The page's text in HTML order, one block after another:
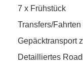
7 x Frühstück
Transfers/
Gepäcktransport
Detailliertes